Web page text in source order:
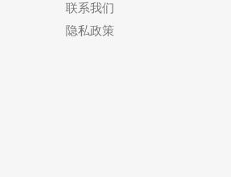
联系我们
隐私政策